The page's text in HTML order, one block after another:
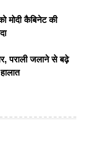
मोदी कैबिनेट की
पराली जलाने से बढ़े